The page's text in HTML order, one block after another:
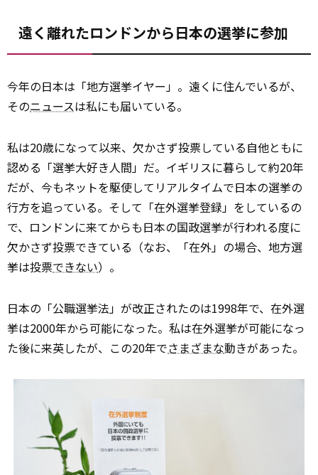
遠く離れたロンドンから日本の選挙に参加
今年の日本は「地方選挙イヤー」。遠くに住んでいるが、
そのニュースは私にも届いている。
私は20歳になって以来、欠かさず投票している自他ともに
認める「選挙大好き人間」だ。イギリスに暮らして約20年
だが、今もネットを駆使してリアルタイムで日本の選挙の
行方を追っている。そして「在外選挙登録」をしているの
で、ロンドンに来てからも日本の国政選挙が行われる度に
欠かさず投票できている（なお、「在外」の場合、地方選
挙は投票できない）。
日本の「公職選挙法」が改正されたのは1998年で、在外選
挙は2000年から可能になった。私は在外選挙が可能になっ
た後に来英したが、この20年でさまざまな動きがあった。